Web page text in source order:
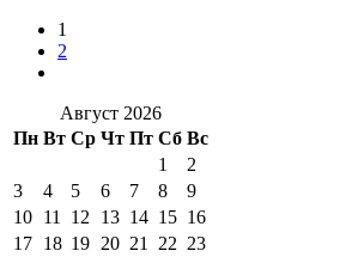
1
2
Август 2026
Пн Вт Ср Чт Пт Сб Вс
1
2
3
4 5 6 7 8
9
10 11 12 13 14 15 16
17 18 19 20 21 22 23